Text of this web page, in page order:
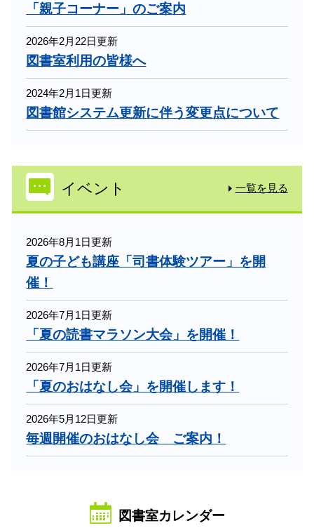
「親子コーナー」のご案内
2026年2月22日更新
図書室利用の皆様へ
2024年2月1日更新
図書館システム更新に伴う変更点について
イベント 一覧を見る
2026年8月1日更新
夏の子ども講座「司書体験ツアー」を開
催！
2026年7月1日更新
「夏の読書マラソン大会」を開催！
2026年7月1日更新
「夏のおはなし会」を開催します！
2026年5月12日更新
毎週開催のおはなし会 ご案内！
図書室カレンダー